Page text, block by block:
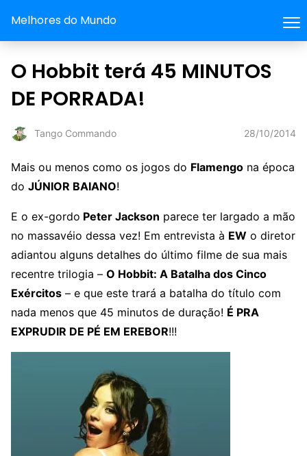
Melhores do Mundo
O Hobbit terá 45 MINUTOS
DE PORRADA!
Tango Commando 28/10/2014
Mais ou menos como os jogos do Flamengo na época
do JÚNIOR BAIANO!
E o ex-gordo Peter Jackson parece ter largado a mão
no massavéio dessa vez! Em entrevista à EW o diretor
adiantou alguns detalhes do último filme de sua mais
recentre trilogia – O Hobbit: A Batalha dos Cinco
Exércitos – e que este trará a batalha do título com
nada menos que 45 minutos de duração! É PRA
EXPRUDIR DE PÉ EM EREBOR!!!